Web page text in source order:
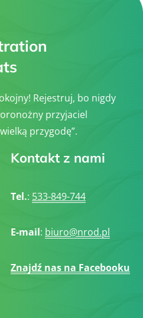
Rejestruj, bo nigdy
przyjaciel
przygodę”.
Kontakt z nami
Tel.: 533-849-744
E-mail: biuro@nrod.pl
Znajdź nas na Facebooku